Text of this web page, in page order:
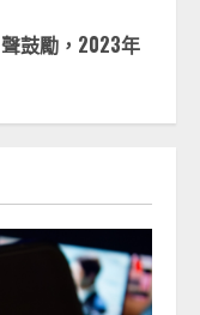
鼓勵，2023年